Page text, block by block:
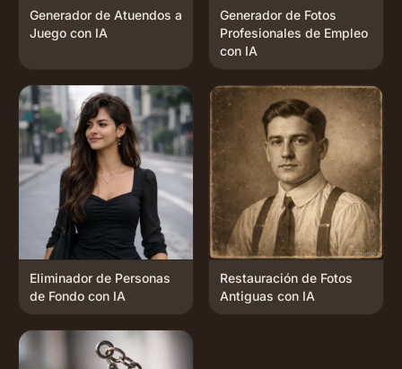
Generador de Atuendos a
Juego con IA
Generador de Fotos
Profesionales de Empleo
con IA
Eliminador de Personas
de Fondo con IA
Restauración de Fotos
Antiguas con IA